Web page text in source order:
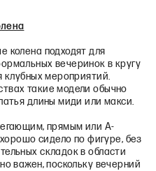
колена подходят для
вечеринок в кругу
клубных мероприятий.
такие модели обычно
длины миди или макси.
прямым или А-
сидело по фигуре, без
складок в области
важен, поскольку вечерний